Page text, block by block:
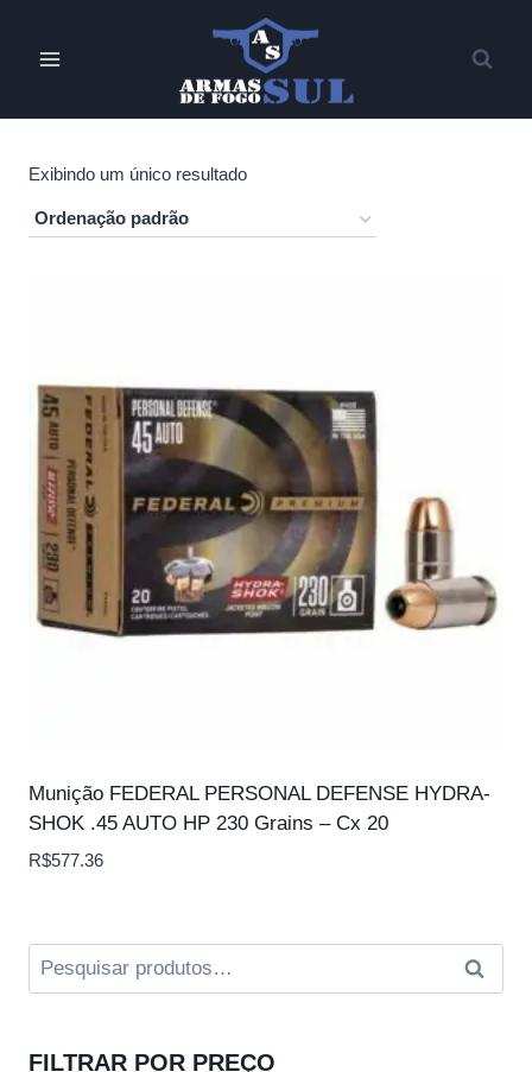
Exibindo um único resultado
Munição FEDERAL PERSONAL DEFENSE HYDRA-
SHOK .45 AUTO HP 230 Grains – Cx 20
R$577.36
Pesquisar
por:
FILTRAR POR PREÇO